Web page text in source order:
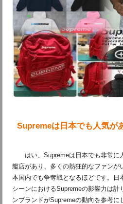
Supremeは日本でも人気が
はい、Supremeは日本でも非常に
艦店があり、多くの熱狂的なファンが
本国内でも争奪戦となるほどです。日
シーンにおけるSupremeの影響力は計
ンブランドがSupremeの動向を参考に